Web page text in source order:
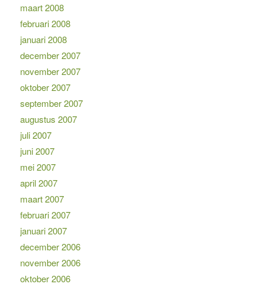
maart 2008
februari 2008
januari 2008
december 2007
november 2007
oktober 2007
september 2007
augustus 2007
juli 2007
juni 2007
mei 2007
april 2007
maart 2007
februari 2007
januari 2007
december 2006
november 2006
oktober 2006